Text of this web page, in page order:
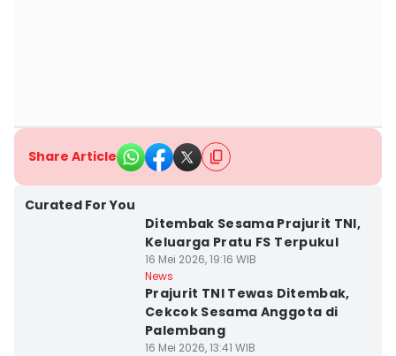
Share Article
Curated For You
Ditembak Sesama Prajurit TNI,
Keluarga Pratu FS Terpukul
16 Mei 2026, 19:16 WIB
News
Prajurit TNI Tewas Ditembak,
Cekcok Sesama Anggota di
Palembang
16 Mei 2026, 13:41 WIB